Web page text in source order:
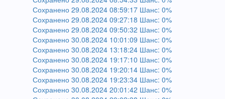
Сохранено 29.08.2024 08:59:17 Шанс: 0%
Сохранено 29.08.2024 09:27:18 Шанс: 0%
Сохранено 29.08.2024 09:50:32 Шанс: 0%
Сохранено 30.08.2024 10:01:09 Шанс: 0%
Сохранено 30.08.2024 13:18:24 Шанс: 0%
Сохранено 30.08.2024 19:17:10 Шанс: 0%
Сохранено 30.08.2024 19:20:14 Шанс: 0%
Сохранено 30.08.2024 19:23:34 Шанс: 0%
Сохранено 30.08.2024 20:01:42 Шанс: 0%